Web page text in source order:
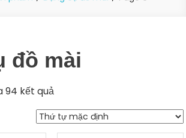
đồ mài
94 kết quả